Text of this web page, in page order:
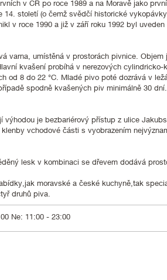
v ČR po roce 1989 a na Moravě jako
století (o čemž svědčí historické
v roce 1990 a již v září roku 1992 byl
varna, umístěná v prostorách pivnice. Objem
kvašení probíhá v nerezových cylindricko-
od 8 do 22 °C. Mladé pivo poté dozrává v
spodně kvašených piv minimálně 30 dní.
výhodou je bezbariérový přístup z ulice
vchodové části s vyobrazením
lesk v kombinaci se dřevem dodává
moravské a české kuchyně,tak
druhů piva.
Ne: 11:00 - 23:00